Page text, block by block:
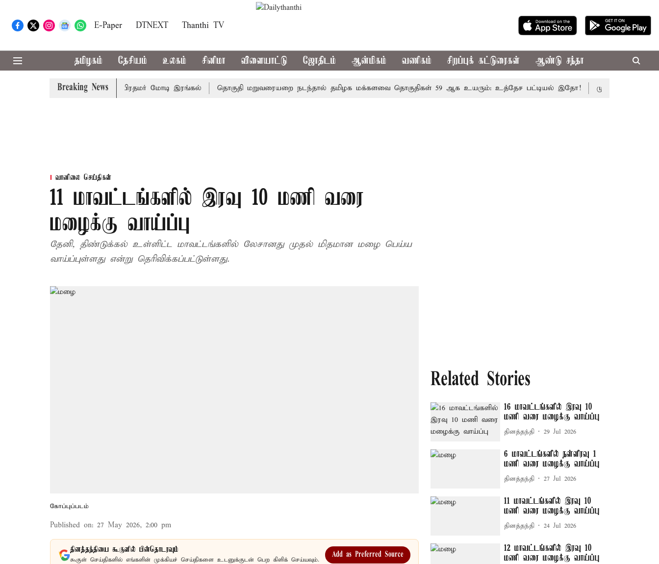
E-Paper DTNEXT Thanthi TV
தமிழகம் தேசியம் உலகம் சினிமா விளையாட்டு ஜோதிடம் ஆன்மிகம் வணிகம் சிறப்புக் கட்டுரைகள் ஆண்டு சந்தா
Breaking News
விபத்து; 7 பேர் பலி - பிரதமர் மோடி இரங்கல் தொகுதி மறுவரையறை நடந்தால் தமிழக மக்களவை தொகுதிகள் 59 ஆக உயரும்: உத்தேச பட்டியல் இதோ! முதல்-அமைச்சர் விஜய்
வானிலை செய்திகள்
11 மாவட்டங்களில் இரவு 10 மணி வரை
மழைக்கு வாய்ப்பு
தேனி, திண்டுக்கல் உள்ளிட்ட மாவட்டங்களில் லேசானது முதல் மிதமான மழை பெய்ய
வாய்ப்புள்ளது என்று தெரிவிக்கப்பட்டுள்ளது.
கோப்புப்படம்
Published on: 27 May 2026, 2:00 pm
தினத்தந்தியை கூகுளில் பின்தொடரவும்
கூகுள் செய்திகளில் எங்களின் முக்கியச் செய்திகளை உடனுக்குடன் பெற கிளிக் செய்யவும்.
Add as Preferred Source
Related Stories
16 மாவட்டங்களில் இரவு 10
மணி வரை மழைக்கு வாய்ப்பு
தினத்தந்தி 29 Jul 2026
6 மாவட்டங்களில் நள்ளிரவு 1
மணி வரை மழைக்கு வாய்ப்பு
தினத்தந்தி 27 Jul 2026
11 மாவட்டங்களில் இரவு 10
மணி வரை மழைக்கு வாய்ப்பு
தினத்தந்தி 24 Jul 2026
12 மாவட்டங்களில் இரவு 10
மணி வரை மழைக்கு வாய்ப்பு